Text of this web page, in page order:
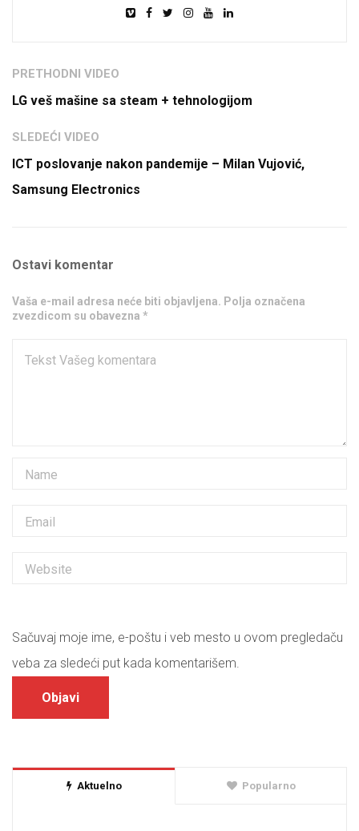
PRETHODNI VIDEO
LG veš mašine sa steam + tehnologijom
SLEDEĆI VIDEO
ICT poslovanje nakon pandemije – Milan Vujović,
Samsung Electronics
Ostavi komentar
Vaša e-mail adresa neće biti objavljena. Polja označena
zvezdicom su obavezna *
Sačuvaj moje ime, e-poštu i veb mesto u ovom pregledaču
veba za sledeći put kada komentarišem.
Aktuelno Popularno